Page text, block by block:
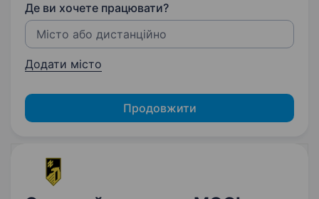
Де ви хочете працювати?
Додати місто
Продовжити